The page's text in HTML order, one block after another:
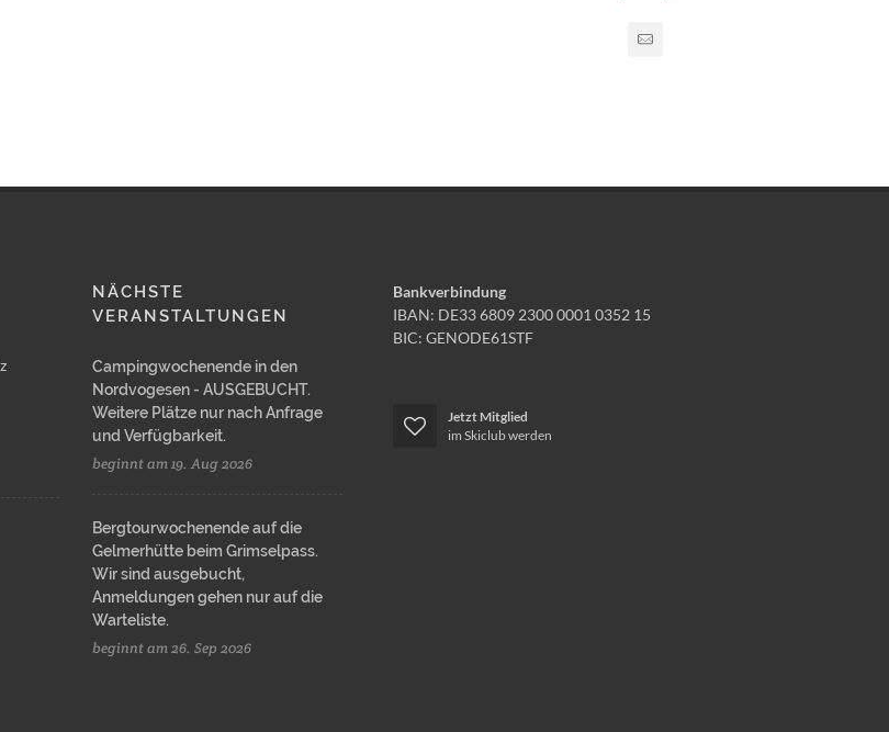
NÄCHSTE
VERANSTALTUNGEN
Campingwochenende in den
Nordvogesen - AUSGEBUCHT.
Weitere Plätze nur nach Anfrage
und Verfügbarkeit.
beginnt am 19. Aug 2026
Bergtourwochenende auf die
Gelmerhütte beim Grimselpass.
Wir sind ausgebucht,
Anmeldungen gehen nur auf die
Warteliste.
beginnt am 26. Sep 2026
Bankverbindung
IBAN: DE33 6809 2300 0001 0352 15
BIC: GENODE61STF
Jetzt Mitglied
im Skiclub werden